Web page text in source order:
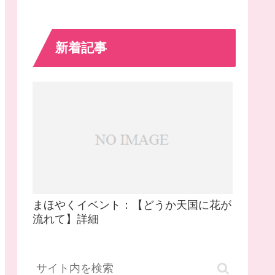
新着記事
まほやくイベント：【どうか天国に花が
流れて】詳細